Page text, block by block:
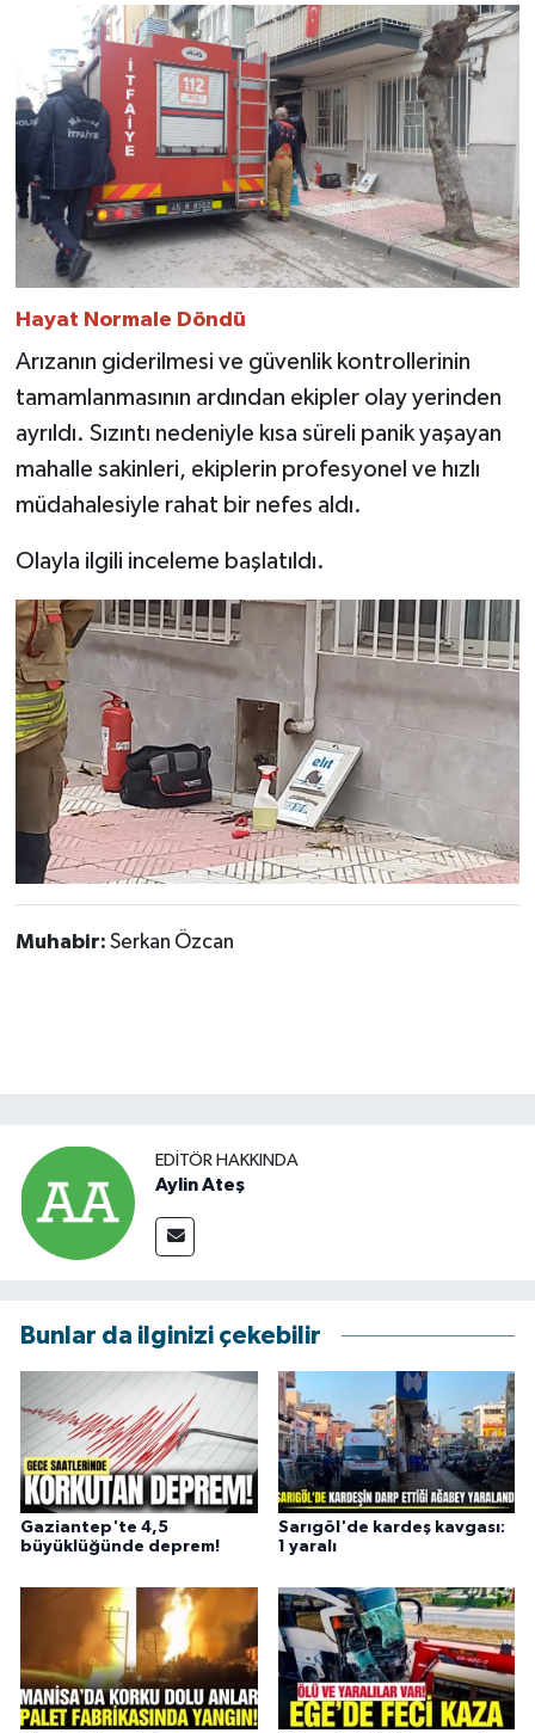
​Hayat Normale Döndü
​Arızanın giderilmesi ve güvenlik kontrollerinin
tamamlanmasının ardından ekipler olay yerinden
ayrıldı. Sızıntı nedeniyle kısa süreli panik yaşayan
mahalle sakinleri, ekiplerin profesyonel ve hızlı
müdahalesiyle rahat bir nefes aldı.
​Olayla ilgili inceleme başlatıldı.
Muhabir: Serkan Özcan
EDITÖR HAKKINDA
Aylin Ateş
Bunlar da ilginizi çekebilir
Gaziantep'te 4,5
büyüklüğünde deprem!
Sarıgöl'de kardeş kavgası:
1 yaralı